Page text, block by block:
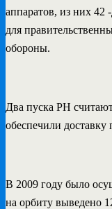
аппаратов, из них 42
для
обороны.
Два пуска РН
обеспечили доставку
В 2009 году было
на орбиту выведено